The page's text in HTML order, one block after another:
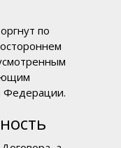
по
Федерации.